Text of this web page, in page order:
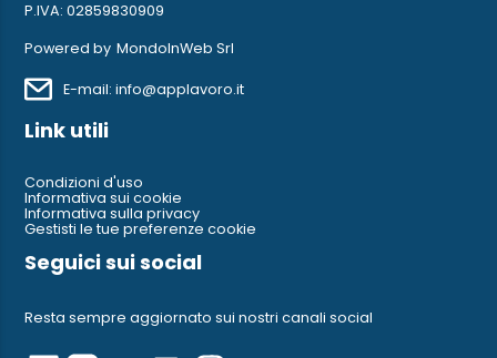
P.IVA: 02859830909
Powered by MondoInWeb Srl
E-mail: info@applavoro.it
Link utili
Condizioni d'uso
Informativa sui cookie
Informativa sulla privacy
Gestisti le tue preferenze cookie
Seguici sui social
Resta sempre aggiornato sui nostri canali social